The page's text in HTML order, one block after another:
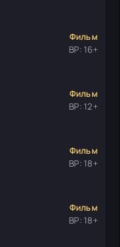
Фильм
ВР: 16+
Фильм
ВР: 12+
Фильм
ВР: 18+
Фильм
ВР: 18+